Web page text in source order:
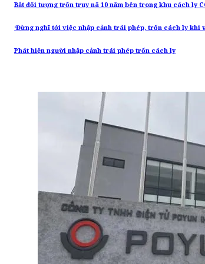
Bắt đối tượng trốn truy nã 10 năm bên trong khu cách ly
‘Đừng nghĩ tới việc nhập cảnh trái phép, trốn cách ly khi
Phát hiện người nhập cảnh trái phép trốn cách ly